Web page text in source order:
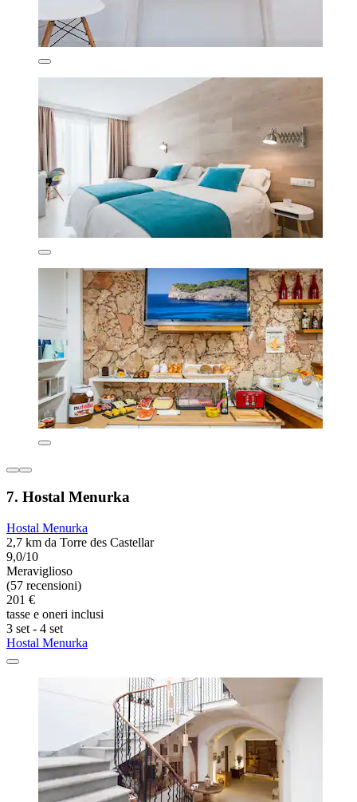
7. Hostal Menurka
Hostal Menurka
2,7 km da Torre des Castellar
9,0/10
Meraviglioso
(57 recensioni)
201 €
tasse e oneri inclusi
3 set - 4 set
Hostal Menurka